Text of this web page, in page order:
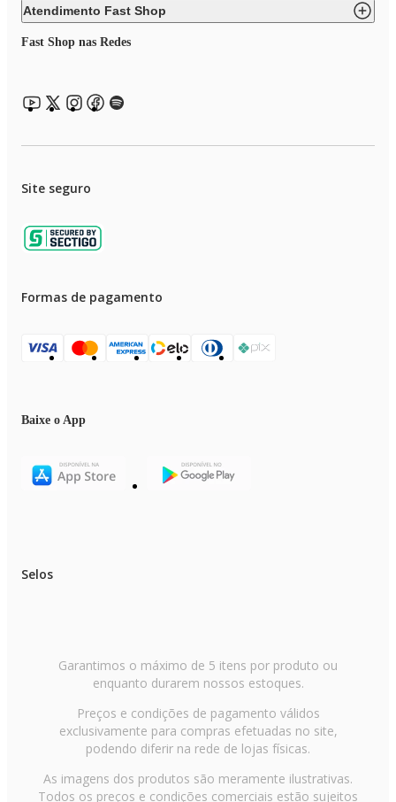
• Passa na vertical
Atendimento Fast Shop
Fast Shop nas Redes
Site seguro
Formas de pagamento
Baixe o App
Selos
Garantimos o máximo de 5 itens por produto ou
enquanto durarem nossos estoques.
Preços e condições de pagamento válidos
exclusivamente para compras efetuadas no site,
podendo diferir na rede de lojas físicas.
As imagens dos produtos são meramente ilustrativas.
Todos os preços e condições comerciais estão sujeitos